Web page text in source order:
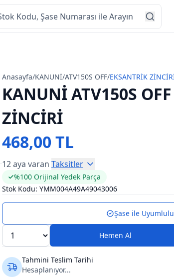
Anasayfa/KANUNİ/ATV150S OFF/EKSANTRİK
KANUNİ ATV150S
ZİNCİRİ
468,00 TL
12 aya varan Taksitler
%100 Orijinal Yedek Parça
Stok Kodu: YMM004A49A49043006
Şase ile
Hemen Al
Tahmini Teslim Tarihi
Hesaplanıyor...